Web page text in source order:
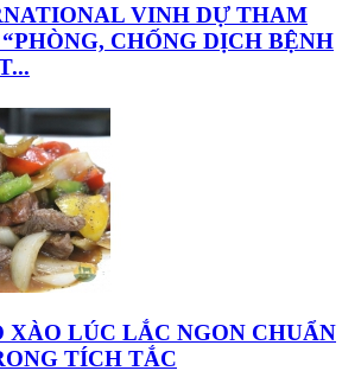
VINH DỰ THAM
CHỐNG DỊCH BỆNH
XÀO LÚC LẮC NGON CHUẨN
TÍCH TẮC